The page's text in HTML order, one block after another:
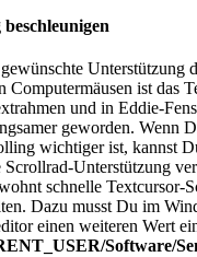
Unterstützung
Computermäusen ist das
und in Eddie-
geworden. Wenn
wichtiger ist, kannst
Unterstützung
schnelle Textcursor-
Dazu musst Du im
einen weiteren Wert
Software/